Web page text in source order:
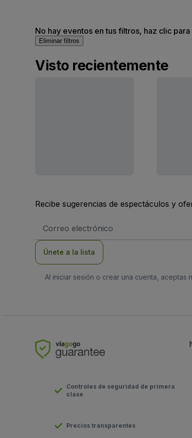
No hay eventos en tus filtros, haz clic
Eliminar filtros
Visto recientemente
Recibe sugerencias de espectáculos y
de
Únete a la lista
Al iniciar sesión o crear una cuenta, aceptas
Controles de seguridad de primera
clase
Precios transparentes